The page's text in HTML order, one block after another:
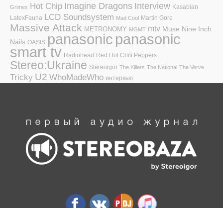
Grimes Hot Chip Imagine Dragons Interview Kasabian
LatexFauna LCD Soundsystem Mad Cool Martin Gore
Massive Attack METRONOMY MGMT mtv Muse Nine Inch
Nails OASIS panasonic panasonic
smart tv Radiohead Red Hot Chili Peppers
Stereo:Ukraine Stereoigor The Killers The National The Verve
Tricky U2 WhoMadeWho интервью